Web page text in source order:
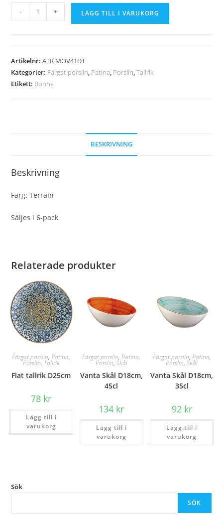
- + LÄGG TILL I VARUKORG
Artikelnr:ATR MOV41DT
Kategorier: Färgat porslin, Patina, Porslin,Tallrik
Etikett: Bonna
BESKRIVNING
Beskrivning
Färg: Terrain
Säljes i 6-pack
Relaterade produkter
Färgat porslin,Patina,
Porslin, Tallrik
Flat tallrik D25cm
78 kr
Lägg till i
varukorg
Färgat porslin,Patina,
Porslin, Skål
Vanta Skål D18cm,
45cl
134 kr
Lägg till i
varukorg
Färgat porslin, Patina,
Porslin,Skål
Vanta Skål D18cm,
35cl
92 kr
Lägg till i
varukorg
Sök
SÖK